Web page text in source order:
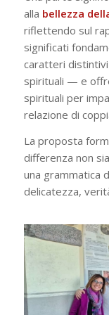
alla bellezza
riflettendo sul
significati
caratteri
spirituali — e
spirituali per
relazione di
La proposta
differenza non
una grammatica
delicatezza,